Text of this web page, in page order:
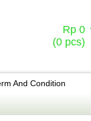
Rp 0
(0 pcs)
And Condition